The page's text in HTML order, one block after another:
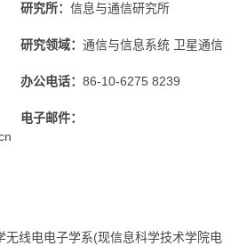
研究所： 信息与通信研究所
研究领域： 通信与信息系统 卫星通信
办公电话： 86-10-6275 8239
电子邮件：
无线电电子学系(现信息科学技术学院电